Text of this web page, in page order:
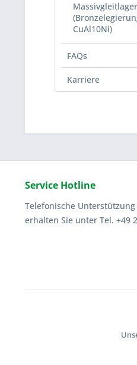
CuAl10Ni)
FAQs
Karriere
Service Hotline
Telefonische
erhalten Sie unter Tel. +49